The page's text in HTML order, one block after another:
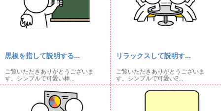
黒板を指して説明する...
ご覧いただきありがとうございま
す。シンプルで可愛い棒...
リラックスして説明す...
ご覧いただきありがとうございま
す。シンプルで可愛い2...